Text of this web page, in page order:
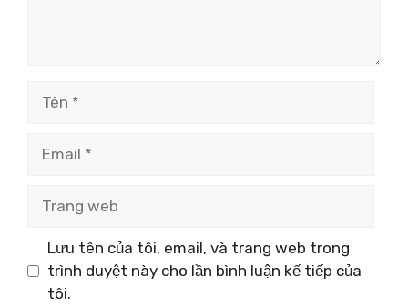
Lưu tên của tôi, email, và trang web trong
trình duyệt này cho lần bình luận kế tiếp của
tôi.